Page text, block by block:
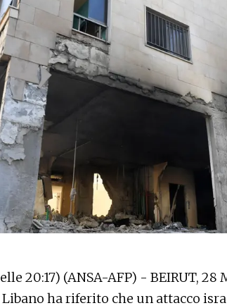
20:17) (ANSA-AFP) - BEIRUT,
ha riferito che un attacco